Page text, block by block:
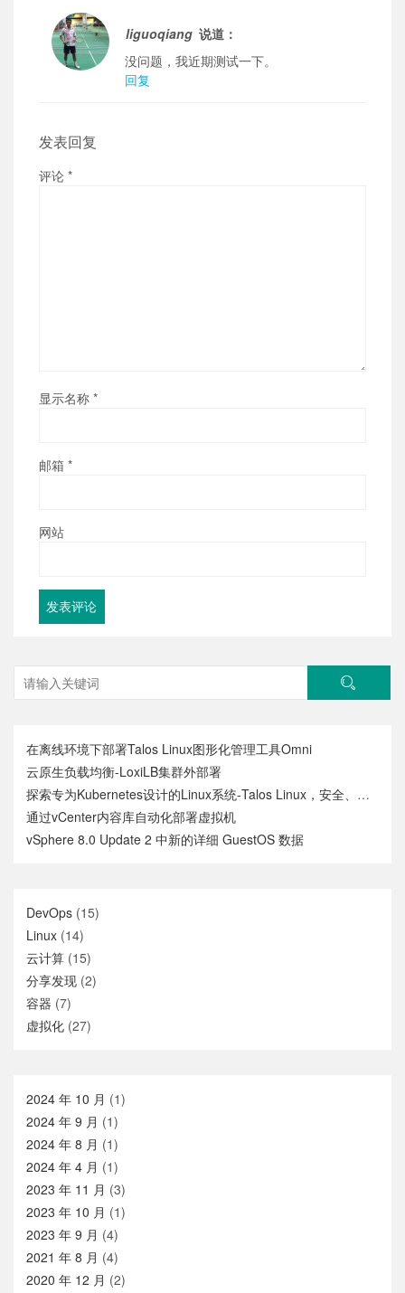
liguoqiang 说道：
没问题，我近期测试一下。
回复
发表回复
评论 *
显示名称 *
邮箱 *
网站
在离线环境下部署Talos Linux图形化管理工具Omni
云原生负载均衡-LoxiLB集群外部署
探索专为Kubernetes设计的Linux系统-Talos Linux，安全、不可变和极简
通过vCenter内容库自动化部署虚拟机
vSphere 8.0 Update 2 中新的详细 GuestOS 数据
DevOps (15)
Linux (14)
云计算 (15)
分享发现 (2)
容器 (7)
虚拟化 (27)
2024 年 10 月 (1)
2024 年 9 月 (1)
2024 年 8 月 (1)
2024 年 4 月 (1)
2023 年 11 月 (3)
2023 年 10 月 (1)
2023 年 9 月 (4)
2021 年 8 月 (4)
2020 年 12 月 (2)